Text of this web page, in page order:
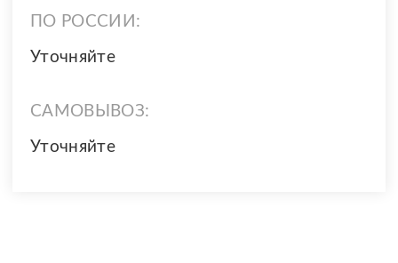
ПО РОССИИ:
Уточняйте
САМОВЫВОЗ:
Уточняйте